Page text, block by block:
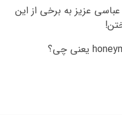
عزیز به برخی از این